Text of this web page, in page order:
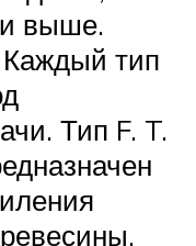
выше.
Каждый тип
Тип F. T.